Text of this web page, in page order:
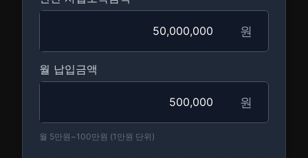
원
월 납입금액
원
월 5만원~100만원 (1만원 단위)